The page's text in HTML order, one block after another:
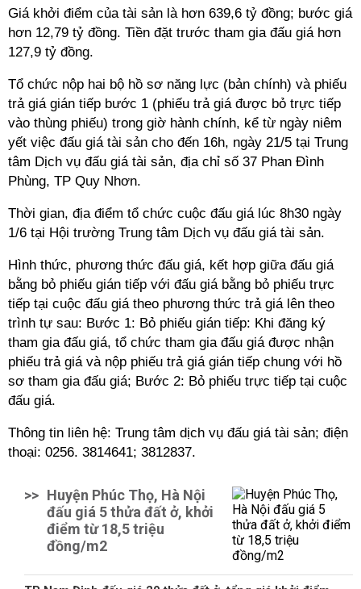
Giá khởi điểm của tài sản là hơn 639,6 tỷ đồng; bước giá
hơn 12,79 tỷ đồng. Tiền đặt trước tham gia đấu giá hơn
127,9 tỷ đồng.
Tổ chức nộp hai bộ hồ sơ năng lực (bản chính) và phiếu
trả giá gián tiếp bước 1 (phiếu trả giá được bỏ trực tiếp
vào thùng phiếu) trong giờ hành chính, kể từ ngày niêm
yết việc đấu giá tài sản cho đến 16h, ngày 21/5 tại Trung
tâm Dịch vụ đấu giá tài sản, địa chỉ số 37 Phan Đình
Phùng, TP Quy Nhơn.
Thời gian, địa điểm tổ chức cuộc đấu giá lúc 8h30 ngày
1/6 tại Hội trường Trung tâm Dịch vụ đấu giá tài sản.
Hình thức, phương thức đấu giá, kết hợp giữa đấu giá
bằng bỏ phiếu gián tiếp với đấu giá bằng bỏ phiếu trực
tiếp tại cuộc đấu giá theo phương thức trả giá lên theo
trình tự sau: Bước 1: Bỏ phiếu gián tiếp: Khi đăng ký
tham gia đấu giá, tổ chức tham gia đấu giá được nhận
phiếu trả giá và nộp phiếu trả giá gián tiếp chung với hồ
sơ tham gia đấu giá; Bước 2: Bỏ phiếu trực tiếp tại cuộc
đấu giá.
Thông tin liên hệ: Trung tâm dịch vụ đấu giá tài sản; điện
thoại: 0256. 3814641; 3812837.
>> Huyện Phúc Thọ, Hà Nội
đấu giá 5 thửa đất ở, khởi
điểm từ 18,5 triệu
đồng/m2